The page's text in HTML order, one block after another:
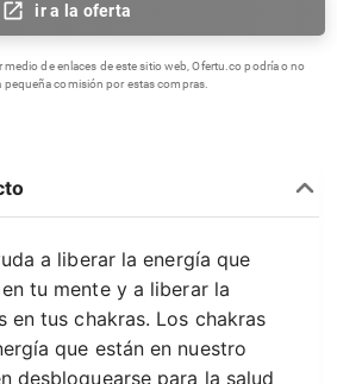
ir a la oferta
medio de enlaces de este sitio web, Ofertu.co podría o no
pequeña comisión por estas compras.
a liberar la energía que
tu mente y a liberar la
en tus chakras. Los chakras
que están en nuestro
desbloquearse para la salud